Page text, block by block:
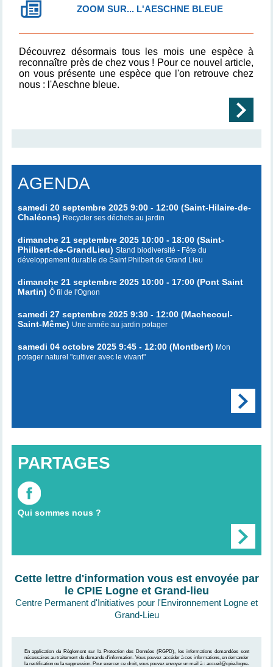
ZOOM SUR... L'AESCHNE BLEUE
Découvrez désormais tous les mois une espèce à
reconnaître près de chez vous ! Pour ce nouvel article,
on vous présente une espèce que l'on retrouve chez
nous : l'Aeschne bleue.
AGENDA
samedi 20 septembre 2025 9:00 - 12:00 (Saint-Hilaire-de-
Chaléons) Recycler ses déchets au jardin
dimanche 21 septembre 2025 10:00 - 18:00 (Saint-
Philbert-de-GrandLieu) Stand biodiversité - Fête du
développement durable de Saint Philbert de Grand Lieu
dimanche 21 septembre 2025 10:00 - 17:00 (Pont Saint
Martin) Ô fil de l'Ognon
samedi 27 septembre 2025 9:30 - 12:00 (Machecoul-
Saint-Même) Une année au jardin potager
samedi 04 octobre 2025 9:45 - 12:00 (Montbert) Mon
potager naturel "cultiver avec le vivant"
PARTAGES
Qui sommes nous ?
Cette lettre d'information vous est envoyée par
le CPIE Logne et Grand-lieu
Centre Permanent d'Initiatives pour l'Environnement Logne et
Grand-Lieu
En application du Règlement sur la Protection des Données (RGPD), les informations demandées sont
nécessaires au traitement de demande d'information. Vous pouvez accéder à ces informations, en demander
la rectification ou la suppression. Pour exercer ce droit, vous pouvez envoyer un mail à : accueil@cpie-logne-